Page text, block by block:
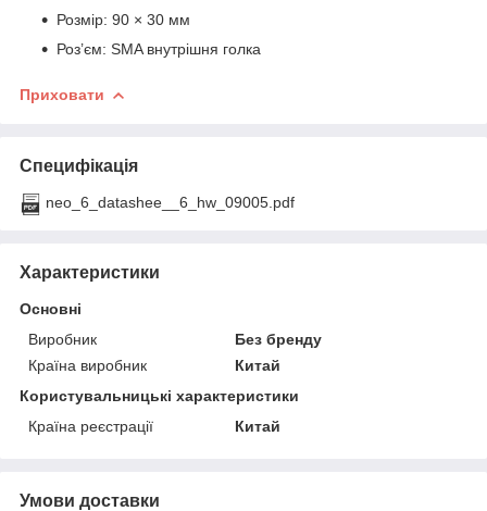
Розмір: 90 × 30 мм
Роз’єм: SMA внутрішня голка
Приховати
Специфікація
neo_6_datashee__6_hw_09005.pdf
Характеристики
Основні
Виробник
Без бренду
Країна виробник
Китай
Користувальницькі характеристики
Країна реєстрації
Китай
Умови доставки